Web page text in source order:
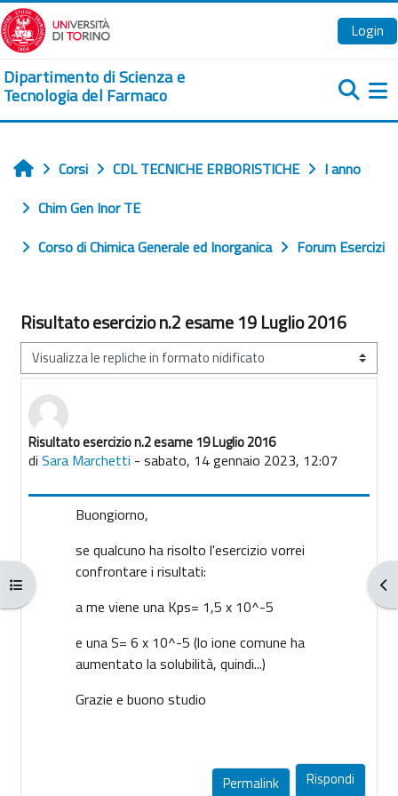
Vai al contenuto principale
Login
Dipartimento di Scienza e
Tecnologia del Farmaco
Apri indice del corso
Home
Corsi CDL TECNICHE ERBORISTICHE
I anno
Chim Gen Inor TE
Corso di Chimica Generale ed Inorganica
Forum Esercizi
Risultato esercizio n.2 esame 19 Luglio 2016
Modalità visualizzazione
Risultato esercizio n.2 esame 19 Luglio 2016
di Sara Marchetti - sabato, 14 gennaio 2023, 12:07
Numero di risposte: 0
Buongiorno,
se qualcuno ha risolto l'esercizio vorrei
confrontare i risultati:
a me viene una Kps= 1,5 x 10^-5
e una S= 6 x 10^-5 (lo ione comune ha
aumentato la solubilità, quindi...)
Grazie e buono studio
Permalink Rispondi